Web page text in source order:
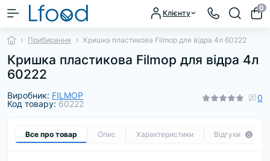
Клієнту
0
Прибирання Кришка пластикова Filmop для відра 4л 60222
Кришка пластикова Filmop для відра 4л
60222
Виробник: FILMOP
Код товару: 60222
0
Все про товар Опис Характеристики Відгуки 0